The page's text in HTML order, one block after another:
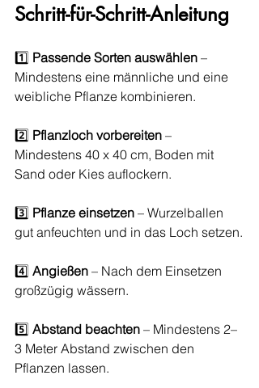
Schritt-für-Schritt-Anleitung
1️⃣ Passende Sorten auswählen –
Mindestens eine männliche und eine
weibliche Pflanze kombinieren.
2️⃣ Pflanzloch vorbereiten –
Mindestens 40 x 40 cm, Boden mit
Sand oder Kies auflockern.
3️⃣ Pflanze einsetzen – Wurzelballen
gut anfeuchten und in das Loch setzen.
4️⃣ Angießen – Nach dem Einsetzen
großzügig wässern.
5️⃣ Abstand beachten – Mindestens 2–
3 Meter Abstand zwischen den
Pflanzen lassen.